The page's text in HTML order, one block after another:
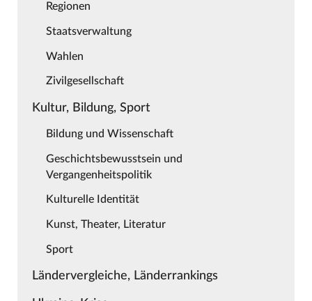
Regionen
Staatsverwaltung
Wahlen
Zivilgesellschaft
Kultur, Bildung, Sport
Bildung und Wissenschaft
Geschichtsbewusstsein und
Vergangenheitspolitik
Kulturelle Identität
Kunst, Theater, Literatur
Sport
Ländervergleiche, Länderrankings